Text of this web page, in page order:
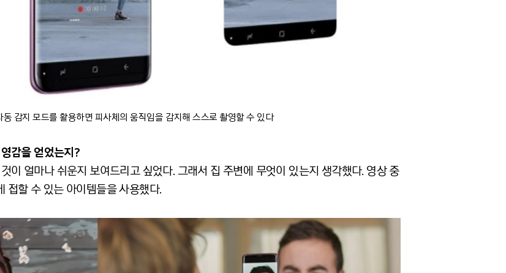
감지 모드를 활용하면 피사체의 움직임을 감지해 스스로 촬영할 수 있다
영감을 얻었는지 ?
이 얼마나 쉬운지 보여드리고 싶었다. 그래서 집 주변에 무엇이 있는지 생각했다. 영상 중
접할 수 있는 아이템들을 사용했다.